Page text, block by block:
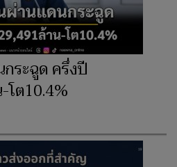
ระฉูด ครึ่งปี
โต10.4%